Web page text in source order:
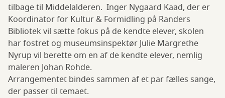
tilbage til Middelalderen. Inger Nygaard Kaad, der er
Koordinator for Kultur & Formidling på Randers
Bibliotek vil sætte fokus på de kendte elever, skolen
har fostret og museumsinspektør Julie Margrethe
Nyrup vil berette om en af de kendte elever, nemlig
maleren Johan Rohde.
Arrangementet bindes sammen af et par fælles sange,
der passer til temaet.